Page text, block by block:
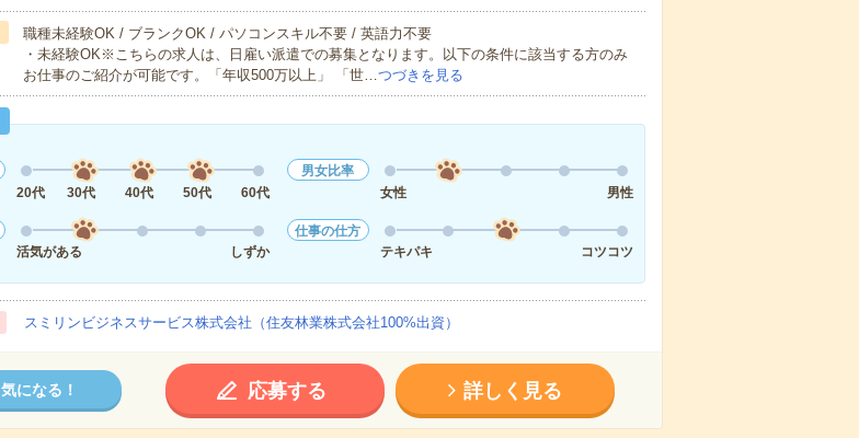
職種未経験OK / ブランクOK / パソコンスキル不要 / 英語力不要
・未経験OK※こちらの求人は、日雇い派遣での募集となります。以下の条件に該当する方のみ
お仕事のご紹介が可能です。「年収500万以上」 「世…つづきを見る
20代
30代 40代 50代 60代
男女比率
女性
男性
活気がある
しずか
仕事の仕方
テキパキ
コツコツ
スミリンビジネスサービス株式会社（住友林業株式会社100%出資）
気になる！ 応募する 詳しく見る